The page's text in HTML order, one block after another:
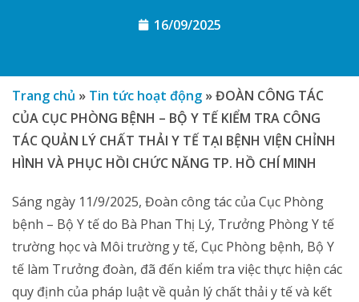
16/09/2025
Trang chủ » Tin tức hoạt động »ĐOÀN CÔNG TÁC
CỦA CỤC PHÒNG BỆNH – BỘ Y TẾ KIỂM TRA CÔNG
TÁC QUẢN LÝ CHẤT THẢI Y TẾ TẠI BỆNH VIỆN CHỈNH
HÌNH VÀ PHỤC HỒI CHỨC NĂNG TP. HỒ CHÍ MINH
Sáng ngày 11/9/2025, Đoàn công tác của Cục Phòng
bệnh – Bộ Y tế do Bà Phan Thị Lý, Trưởng Phòng Y tế
trường học và Môi trường y tế, Cục Phòng bệnh, Bộ Y
tế làm Trưởng đoàn, đã đến kiểm tra việc thực hiện các
quy định của pháp luật về quản lý chất thải y tế và kết